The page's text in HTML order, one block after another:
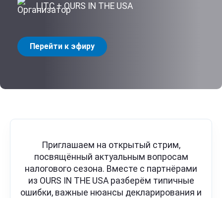
LITC + OURS IN THE USA
Перейти к эфиру
Приглашаем на открытый стрим,
посвящённый актуальным вопросам
налогового сезона. Вместе с партнёрами
из OURS IN THE USA разберём типичные
ошибки, важные нюансы декларирования и